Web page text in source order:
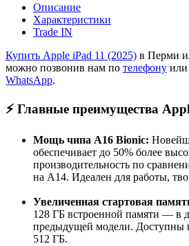
Описание
Характеристики
Trade IN
Купить Apple iPad 11 (2025) в Перми
можно позвонив нам по телефону или
WhatsApp.
⚡️ Главные преимущества
Мощь чипа A16 Bionic:
обеспечивает до 50% более
производительность по
на A14. Идеален для работы,
Увеличенная стартовая
128 ГБ встроенной памяти — в
предыдущей модели. Доступны
512 ГБ.